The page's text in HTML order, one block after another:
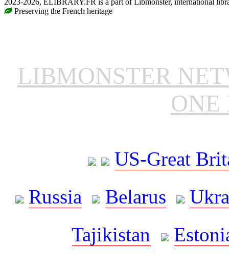
2023-2026, ELIBRARY.FR is a part of Libmonster, international
Preserving the French heritage
LIBMONSTER
ONE
US-Great
Russia
Belarus
Tajikistan